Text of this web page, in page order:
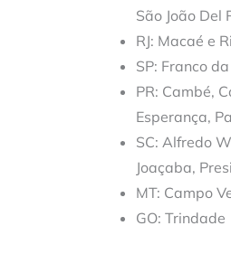
São João Del
RJ: Macaé e
SP: Franco
PR: Cambé,
Esperança,
SC: Alfredo
Joaçaba,
MT: Campo
GO: Trindade